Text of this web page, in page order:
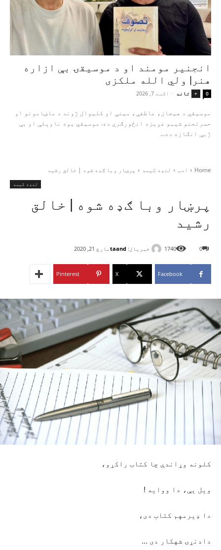
انجنیر مومند او د موسیقۍ بې‌ ازاره
هنر| ولي الله ملکزی
+ تاند - اګست 7, 2026 0
موسیقي د هیجان، عاطفې، مینې او کلیوال ژوند د ماښامونو او
حسرتجنو شېبو غږیزه انځورګري ده. موسیقي یوه ناوېلې او بې‌
ژبې انګازه ده...